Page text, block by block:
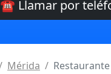
☎️ Llamar por
Mérida